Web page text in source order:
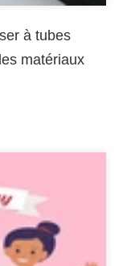
à tubes
matériaux